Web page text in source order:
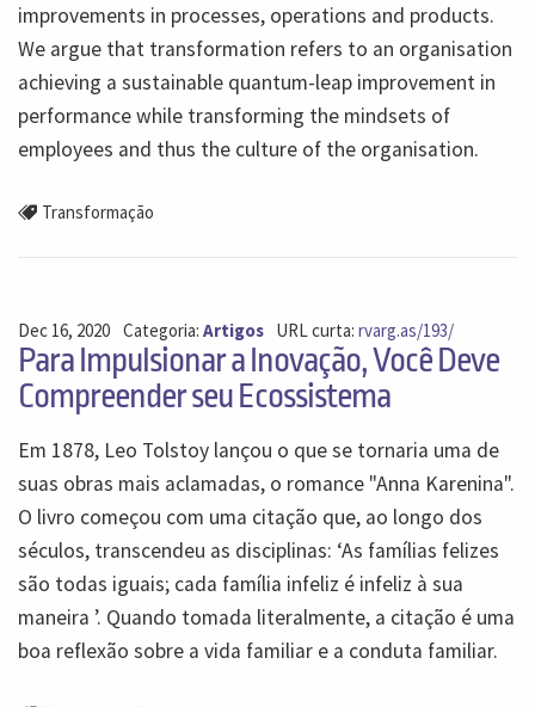
improvements in processes, operations and products.
We argue that transformation refers to an organisation
achieving a sustainable quantum-leap improvement in
performance while transforming the mindsets of
employees and thus the culture of the organisation.
Transformação
Dec 16, 2020 Categoria: Artigos URL curta:rvarg.as/193/
Para Impulsionar a Inovação, Você Deve
Compreender seu Ecossistema
Em 1878, Leo Tolstoy lançou o que se tornaria uma de
suas obras mais aclamadas, o romance "Anna Karenina".
O livro começou com uma citação que, ao longo dos
séculos, transcendeu as disciplinas: ‘As famílias felizes
são todas iguais; cada família infeliz é infeliz à sua
maneira ’. Quando tomada literalmente, a citação é uma
boa reflexão sobre a vida familiar e a conduta familiar.